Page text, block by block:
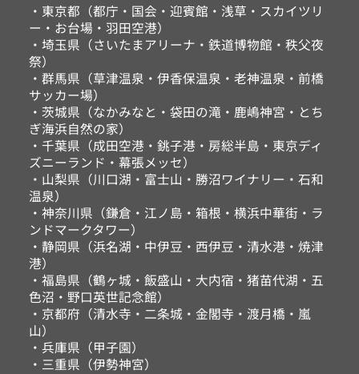
・東京都（都庁・国会・迎賓館・浅草・スカイツリ
ー・お台場・羽田空港）
・埼玉県（さいたまアリーナ・鉄道博物館・秩父夜
祭）
・群馬県（草津温泉・伊香保温泉・老神温泉・前橋
サッカー場）
・茨城県（なかみなと・袋田の滝・鹿嶋神宮・とち
ぎ海浜自然の家）
・千葉県（成田空港・銚子港・房総半島・東京ディ
ズニーランド・幕張メッセ）
・山梨県（川口湖・富士山・勝沼ワイナリー・石和
温泉）
・神奈川県（鎌倉・江ノ島・箱根・横浜中華街・ラ
ンドマークタワー）
・静岡県（浜名湖・中伊豆・西伊豆・清水港・焼津
港）
・福島県（鶴ヶ城・飯盛山・大内宿・猪苗代湖・五
色沼・野口英世記念館）
・京都府（清水寺・二条城・金閣寺・渡月橋・嵐
山）
・兵庫県（甲子園）
・三重県（伊勢神宮）